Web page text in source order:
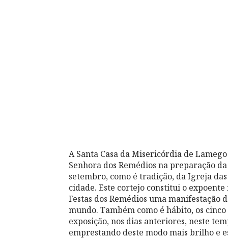
A Santa Casa da Misericórdia de
Senhora dos Remédios na preparação
setembro, como é tradição, da Igreja
cidade. Este cortejo constitui o
Festas dos Remédios uma manifestação
mundo. Também como é hábito, os
exposição, nos dias anteriores, neste
emprestando deste modo mais brilho e